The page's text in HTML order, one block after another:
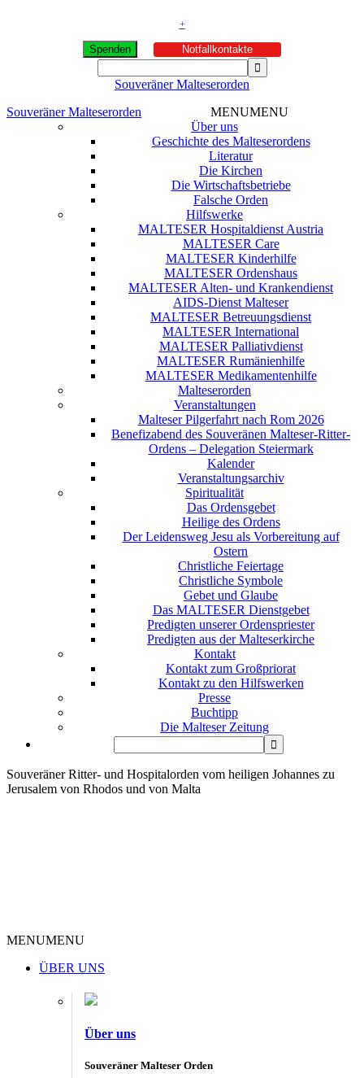
+
Spenden Notfallkontakte
Souveräner Malteserorden
Souveräner Malteserorden
MENUMENU
Über uns
Geschichte des Malteserordens
Literatur
Die Kirchen
Die Wirtschaftsbetriebe
Falsche Orden
Hilfswerke
MALTESER Hospitaldienst Austria
MALTESER Care
MALTESER Kinderhilfe
MALTESER Ordenshaus
MALTESER Alten- und Krankendienst
AIDS-Dienst Malteser
MALTESER Betreuungsdienst
MALTESER International
MALTESER Palliativdienst
MALTESER Rumänienhilfe
MALTESER Medikamentenhilfe
Malteserorden
Veranstaltungen
Malteser Pilgerfahrt nach Rom 2026
Benefizabend des Souveränen Malteser-Ritter-
Ordens – Delegation Steiermark
Kalender
Veranstaltungsarchiv
Spiritualität
Das Ordensgebet
Heilige des Ordens
Der Leidensweg Jesu als Vorbereitung auf
Ostern
Christliche Feiertage
Christliche Symbole
Gebet und Glaube
Das MALTESER Dienstgebet
Predigten unserer Ordenspriester
Predigten aus der Malteserkirche
Kontakt
Kontakt zum Großpriorat
Kontakt zu den Hilfswerken
Presse
Buchtipp
Die Malteser Zeitung
Souveräner Ritter- und Hospitalorden vom heiligen Johannes zu
Jerusalem von Rhodos und von Malta
MENUMENU
ÜBER UNS
Über uns
Souveräner Malteser Orden